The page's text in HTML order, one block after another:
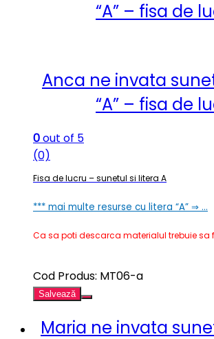
“A” – fisa de
Anca ne invata
“A” – fisa de
0out of 5
(0)
Fisa de lucru – sunetul si litera A
*** mai multe resurse cu litera “A” ⇒ …
Ca sa poti descarca materialul trebuie sa
Cod Produs: MT06-a
Salvează
Maria ne invata